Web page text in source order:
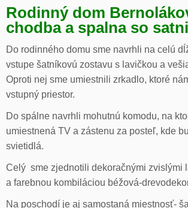
Rodinný dom
chodba a spalna so
Do rodinného domu sme navrhli na celú
vstupe šatníkovú zostavu s lavičkou a
Oproti nej sme umiestnili zrkadlo, ktoré
vstupný priestor.
Do spálne navrhli mohutnú komodu, na
umiestnená TV a zástenu za posteľ, kde
svietidlá.
Celý sme zjednotili dekoračnými zvislými
a farebnou kombiláciou béžová-
Na poschodí je aj samostaná miestnosť-